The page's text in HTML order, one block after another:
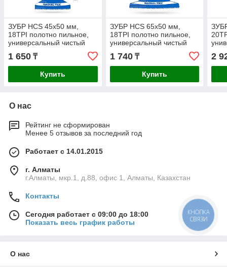
ЗУБР HCS 45x50 мм,
18TPI полотно пильное,
универсальный чистый
рез: дерево, пластик,
ДСП, ГКЛ (15571-45-50)
1 650 ₸
Купить
ЗУБР HCS 65x50 мм,
18TPI полотно пильное,
универсальный чистый
рез: дерево, пластик,
ДСП, ГКЛ (15571-65-50)
1 740₸
Купить
2
О нас
Рейтинг не сформирован
Менее 5 отзывов за последний год
Работает с 14.01.2015
г. Алматы
г.Алматы, мкр.1, д.88, офис 1, Алматы, Казахстан
Контакты
Сегодня работает с 09:00 до 18:00
Показать весь график работы
О нас
КНОПКА
СВЯЗИ